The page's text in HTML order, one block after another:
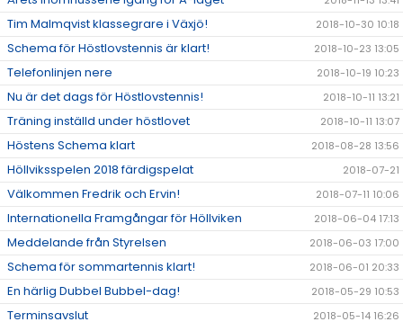
Tim Malmqvist klassegrare i Växjö! 2018-10-30 10:18
Schema för Höstlovstennis är klart! 2018-10-23 13:05
Telefonlinjen nere 2018-10-19 10:23
Nu är det dags för Höstlovstennis! 2018-10-11 13:21
Träning inställd under höstlovet 2018-10-11 13:07
Höstens Schema klart 2018-08-28 13:56
Höllviksspelen 2018 färdigspelat 2018-07-21
Välkommen Fredrik och Ervin! 2018-07-11 10:06
Internationella Framgångar för Höllviken 2018-06-04 17:13
Meddelande från Styrelsen 2018-06-03 17:00
Schema för sommartennis klart! 2018-06-01 20:33
En härlig Dubbel Bubbel-dag! 2018-05-29 10:53
Terminsavslut 2018-05-14 16:26